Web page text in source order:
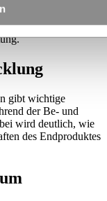
und die übrige
und glänzender,
gibt wichtige
der Be- und
wird deutlich, wie
des Endproduktes